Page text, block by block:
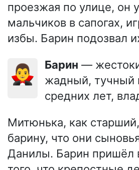
проезжая по улице, он
мальчиков в сапогах,
избы. Барин подозвал
🧛‍♂️ Барин —
жадный, тучный
средних лет,
Митюнька, как
барину, что они
Данилы. Барин пришёл